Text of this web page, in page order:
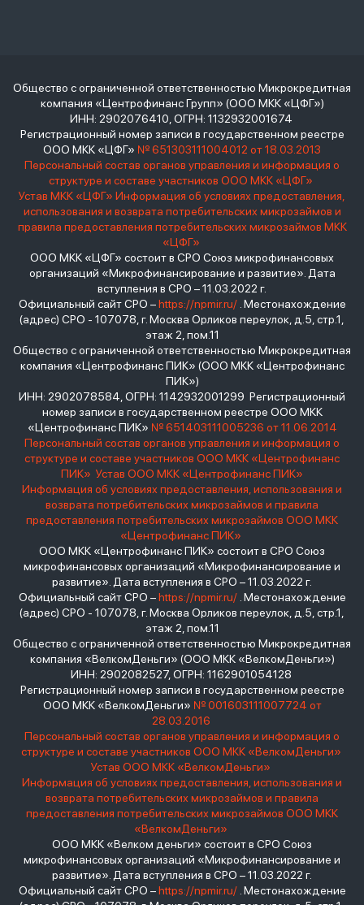
Общество с ограниченной ответственностью Микрокредитная
компания «Центрофинанс Групп» (ООО МКК «ЦФГ»)
ИНН: 2902076410, ОГРН: 1132932001674
Регистрационный номер записи в государственном реестре
ООО МКК «ЦФГ» № 651303111004012 от 18.03.2013
Персональный состав органов управления и информация о
структуре и составе участников ООО МКК «ЦФГ»
Устав МКК «ЦФГ» Информация об условиях предоставления,
использования и возврата потребительских микрозаймов и
правила предоставления потребительских микрозаймов МКК
«ЦФГ»
ООО МКК «ЦФГ» состоит в СРО Союз микрофинансовых
организаций «Микрофинансирование и развитие». Дата
вступления в СРО – 11.03.2022 г.
Официальный сайт СРО –https://npmir.ru/. Местонахождение
(адрес) СРО - 107078, г. Москва Орликов переулок, д.5, стр.1,
этаж 2, пом.11
Общество с ограниченной ответственностью Микрокредитная
компания «Центрофинанс ПИК» (ООО МКК «Центрофинанс
ПИК»)
ИНН: 2902078584, ОГРН: 1142932001299 Регистрационный
номер записи в государственном реестре ООО МКК
«Центрофинанс ПИК» № 651403111005236 от 11.06.2014
Персональный состав органов управления и информация о
структуре и составе участников ООО МКК «Центрофинанс
ПИК» Устав ООО МКК «Центрофинанс ПИК»
Информация об условиях предоставления, использования и
возврата потребительских микрозаймов и правила
предоставления потребительских микрозаймов ООО МКК
«Центрофинанс ПИК»
ООО МКК «Центрофинанс ПИК» состоит в СРО Союз
микрофинансовых организаций «Микрофинансирование и
развитие». Дата вступления в СРО – 11.03.2022 г.
Официальный сайт СРО –https://npmir.ru/. Местонахождение
(адрес) СРО - 107078, г. Москва Орликов переулок, д.5, стр.1,
этаж 2, пом.11
Общество с ограниченной ответственностью Микрокредитная
компания «ВелкомДеньги» (ООО МКК «ВелкомДеньги»)
ИНН: 2902082527, ОГРН: 1162901054128
Регистрационный номер записи в государственном реестре
ООО МКК «ВелкомДеньги» № 001603111007724 от
28.03.2016
Персональный состав органов управления и информация о
структуре и составе участников ООО МКК «ВелкомДеньги»
Устав ООО МКК «ВелкомДеньги»
Информация об условиях предоставления, использования и
возврата потребительских микрозаймов и правила
предоставления потребительских микрозаймов ООО МКК
«ВелкомДеньги»
ООО МКК «Велком деньги» состоит в СРО Союз
микрофинансовых организаций «Микрофинансирование и
развитие». Дата вступления в СРО – 11.03.2022 г.
Официальный сайт СРО –https://npmir.ru/. Местонахождение